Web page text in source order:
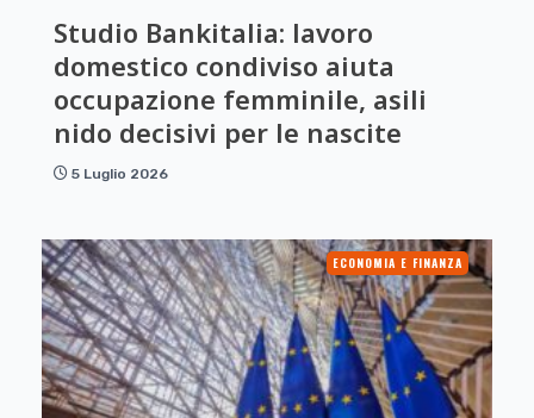
Studio Bankitalia: lavoro
domestico condiviso aiuta
occupazione femminile, asili
nido decisivi per le nascite
5 Luglio 2026
ECONOMIA E FINANZA